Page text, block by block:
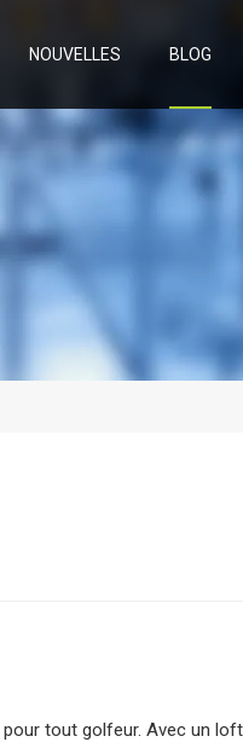
NOUVELLES BLOG
tout golfeur. Avec un